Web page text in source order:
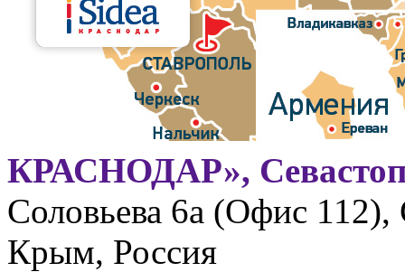
КРАСНОДАР»,
Соловьева 6а (Офис 112),
Крым, Россия